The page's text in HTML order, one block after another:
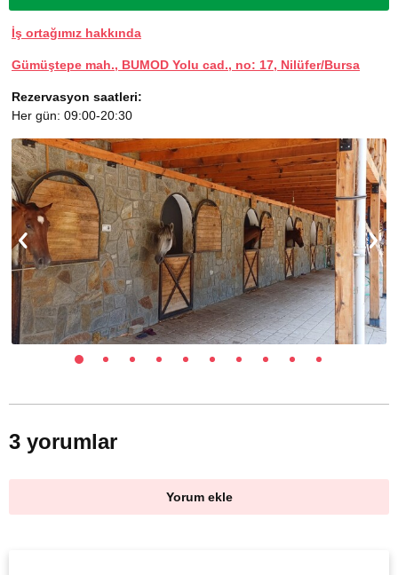
İş ortağımız hakkında
Gümüştepe mah., BUMOD Yolu cad., no: 17, Nilüfer/Bursa
Rezervasyon saatleri:
Her gün: 09:00-20:30
3 yorumlar
Yorum ekle